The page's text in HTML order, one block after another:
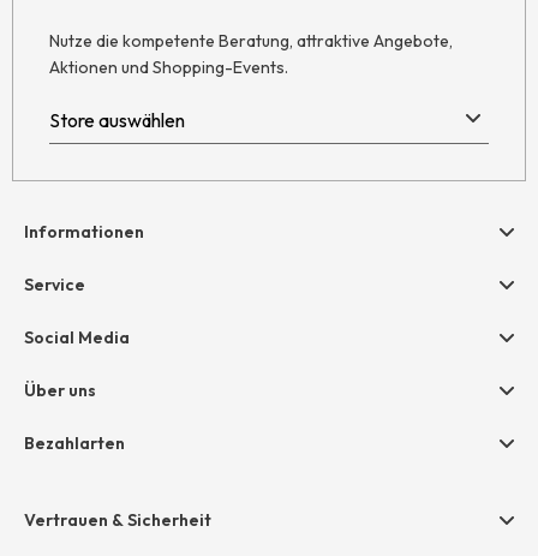
Nutze die kompetente Beratung, attraktive Angebote,
Aktionen und Shopping-Events.
Informationen
Hilfe & Kontakt
AGB
Widerruf
Impressum
Service
Geschenkgutscheine
Größentabelle
Social Media
Über uns
Unternehmen
Bezahlarten
Amazon Pay
Vertrauen & Sicherheit